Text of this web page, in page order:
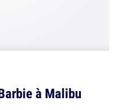
à Malibu